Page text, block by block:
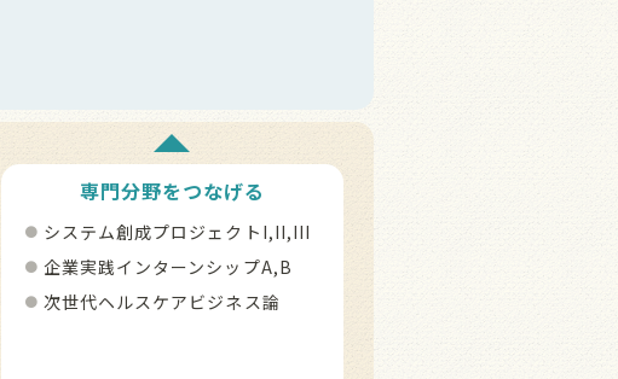
専門分野をつなげる
システム創成プロジェクトI,II,III
企業実践インターンシップA,B
次世代ヘルスケアビジネス論